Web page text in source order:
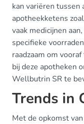
kan variëren tussen
apotheekketens
vaak medicijnen
specifieke
raadzaam om
bij deze apotheken
Wellbutrin SR te
Trends in
Met de opkomst